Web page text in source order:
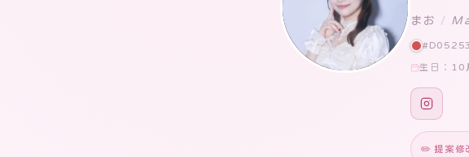
まお /
#D05253
生日： 10
✏️ 提案修